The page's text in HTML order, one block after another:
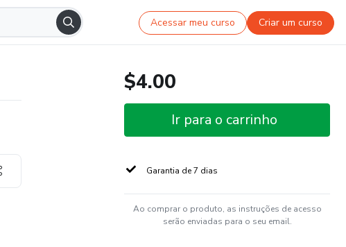
Acessar meu curso Criar um curso
$4.00
Ir para o carrinho
Garantia de 7 dias
Ao comprar o produto, as instruções de acesso
serão enviadas para o seu email.